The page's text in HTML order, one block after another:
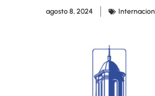
agosto 8, 2024